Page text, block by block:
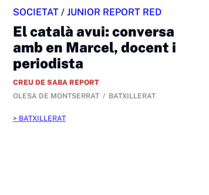
SOCIETAT / JUNIOR REPORT RED
El català avui: conversa
amb en Marcel, docent i
periodista
CREU DE SABA REPORT
OLESA DE MONTSERRAT
BATXILLERAT
BATXILLERAT